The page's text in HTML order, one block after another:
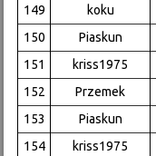
149
koku
150
Piaskun
151
kriss1975
152
Przemek
153
Piaskun
154
kriss1975